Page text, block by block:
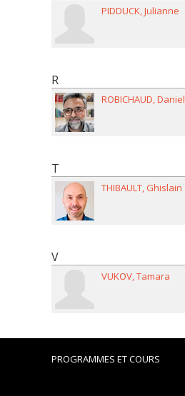
PIDDUCK Julianne
R
ROBICHAUD Daniel
T
THIBAULT Ghislain
V
VUKOV Tamara
PROGRAMMES ET COURS